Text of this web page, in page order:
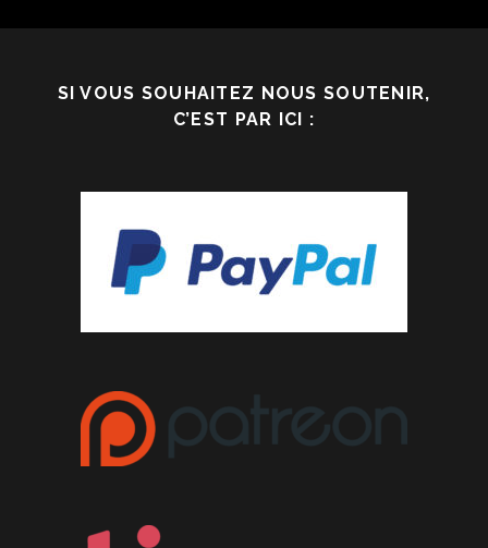
SI VOUS SOUHAITEZ NOUS SOUTENIR,
C’EST PAR ICI :